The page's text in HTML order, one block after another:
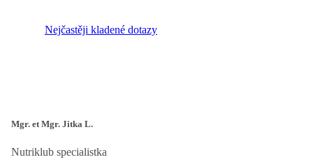
Nejčastěji kladené dotazy
Mgr. et Mgr. Jitka L.
Nutriklub specialistka